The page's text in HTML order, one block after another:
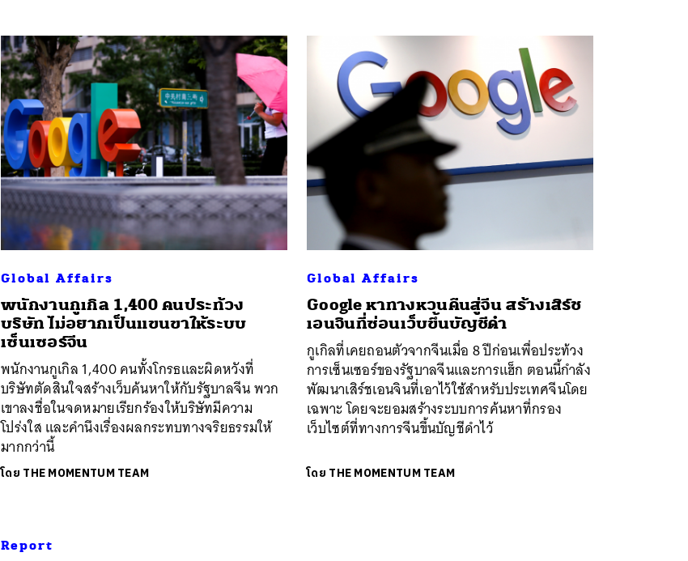
Global Affairs
พนักงานกูเกิล 1,400 คนประท้วง
บริษัท ไม่อยากเป็นแขนขาให้ระบบ
เซ็นเซอร์จีน
พนักงานกูเกิล 1,400 คนทั้งโกรธและผิดหวังที่
บริษัทตัดสินใจสร้างเว็บค้นหาให้กับรัฐบาลจีน พวก
เขาลงชื่อในจดหมายเรียกร้องให้บริษัทมีความ
โปร่งใส และคำนึงเรื่องผลกระทบทางจริยธรรมให้
มากกว่านี้
โดย THE MOMENTUM TEAM
Global Affairs
Google หาทางหวนคืนสู่จีน สร้างเสิร์ช
เอนจินที่ซ่อนเว็บขึ้นบัญชีดำ
กูเกิลที่เคยถอนตัวจากจีนเมื่อ 8 ปีก่อนเพื่อประท้วง
การเซ็นเซอร์ของรัฐบาลจีนและการแฮ็ก ตอนนี้กำลัง
พัฒนาเสิร์ชเอนจินที่เอาไว้ใช้สำหรับประเทศจีนโดย
เฉพาะ โดยจะยอมสร้างระบบการค้นหาที่กรอง
เว็บไซต์ที่ทางการจีนขึ้นบัญชีดำไว้
โดย THE MOMENTUM TEAM
Report
SHARE TWEET EMAIL